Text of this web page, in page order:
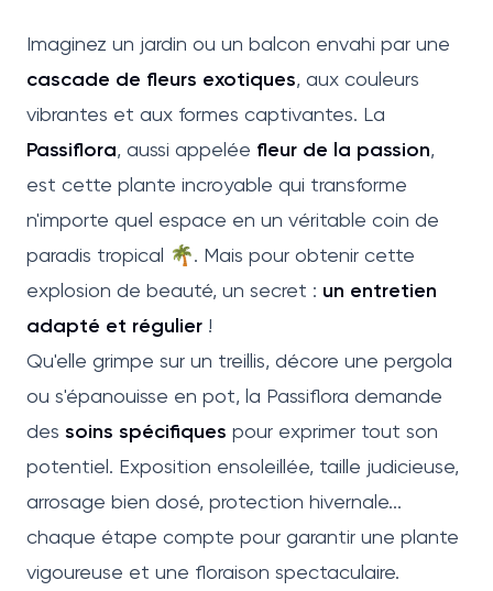
Imaginez un jardin ou un balcon envahi par une
cascade de fleurs exotiques, aux couleurs
vibrantes et aux formes captivantes. La
Passiflora, aussi appelée fleur de la passion,
est cette plante incroyable qui transforme
n'importe quel espace en un véritable coin de
paradis tropical 🌴. Mais pour obtenir cette
explosion de beauté, un secret : un entretien
adapté et régulier !
Qu'elle grimpe sur un treillis, décore une pergola
ou s'épanouisse en pot, la Passiflora demande
des soins spécifiques pour exprimer tout son
potentiel. Exposition ensoleillée, taille judicieuse,
arrosage bien dosé, protection hivernale...
chaque étape compte pour garantir une plante
vigoureuse et une floraison spectaculaire.